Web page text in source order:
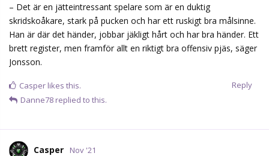
– Det är en jätteintressant spelare som är en duktig
skridskoåkare, stark på pucken och har ett ruskigt bra målsinne.
Han är där det händer, jobbar jäkligt hårt och har bra händer. Ett
brett register, men framför allt en riktigt bra offensiv pjäs, säger
Jonsson.
Reply
Casper likes this.
Danne78 replied to this.
Casper Nov '21